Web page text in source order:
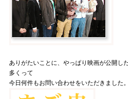
ありがたいことに、やっぱり映画が公開し
多くって
今日何件もお問い合わせをいただきました。